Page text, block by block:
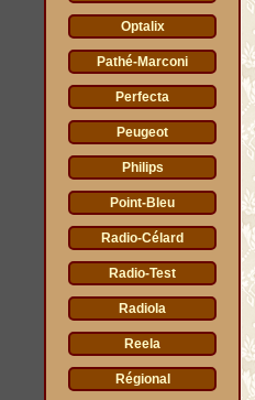
Optalix
Pathé-Marconi
Perfecta
Peugeot
Philips
Point-Bleu
Radio-Célard
Radio-Test
Radiola
Reela
Régional